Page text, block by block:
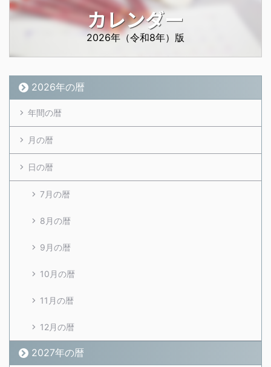
カレンダー
2026年（令和8年）版
2026年の暦
年間の暦
月の暦
日の暦
7月の暦
8月の暦
9月の暦
10月の暦
11月の暦
12月の暦
2027年の暦